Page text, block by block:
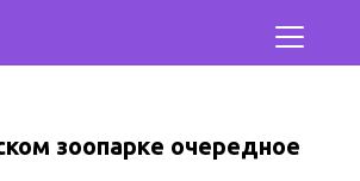
зоопарке очередное